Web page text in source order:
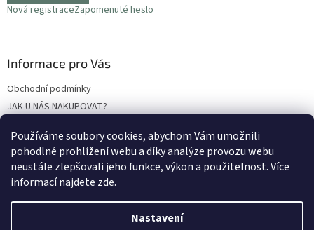
Používáme soubory cookies, abychom Vám umožnili
pohodlné prohlížení webu a díky analýze provozu webu
neustále zlepšovali jeho funkce, výkon a použitelnost. Více
informací najdete zde.
Nastavení
Nová registraceZapomenuté heslo
Informace pro Vás
Obchodní podmínky
JAK U NÁS NAKUPOVAT?
Odstoupení od smlouvy
Reklamační protokol
Vytvořil Shoptet